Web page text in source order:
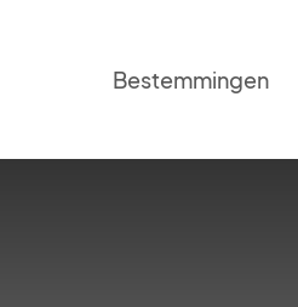
Bestemmingen